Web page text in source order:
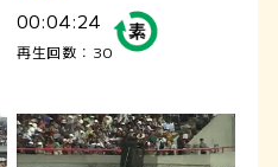
00:04:24
再生回数：30